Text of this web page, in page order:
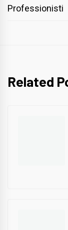
Professionisti
Related